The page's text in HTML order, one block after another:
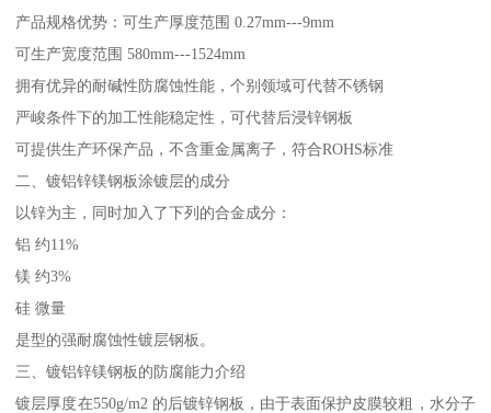
产品规格优势：可生产厚度范围 0.27mm---9mm
可生产宽度范围 580mm---1524mm
拥有优异的耐碱性防腐蚀性能，个别领域可代替不锈钢
严峻条件下的加工性能稳定性，可代替后浸锌钢板
可提供生产环保产品，不含重金属离子，符合ROHS标准
二、镀铝锌镁钢板涂镀层的成分
以锌为主，同时加入了下列的合金成分：
铝 约11%
镁 约3%
硅 微量
是型的强耐腐蚀性镀层钢板。
三、镀铝锌镁钢板的防腐能力介绍
镀层厚度在550g/m2 的后镀锌钢板，由于表面保护皮膜较粗，水分子